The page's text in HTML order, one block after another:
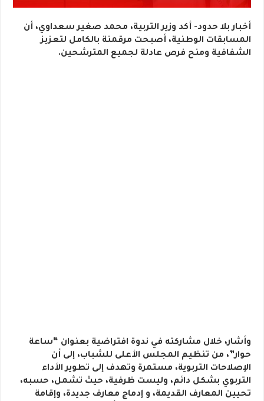
أخبار بلا حدود- أكد وزير التربية، محمد صغير سعداوي، أن
المسابقات الوطنية، أصبحت مرقمنة بالكامل لتعزيز
الشفافية ومنح فرص عادلة لجميع المترشحين.
وأشار، خلال مشاركته في ندوة افتراضية بعنوان “ساعة
حوار”، من تنظيم المجلس الأعلى للشباب، إلى أن
الإصلاحات التربوية، مستمرة وتهدف إلى تطوير الأداء
التربوي بشكل دائم، وليست ظرفية، حيث تشمل، حسبه،
تحيين المعارف القديمة، و إدماج معارف جديدة، وإقامة